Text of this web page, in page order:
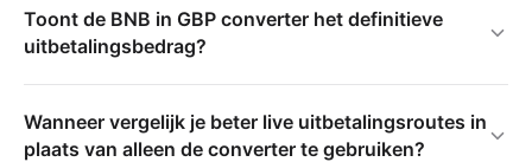
Toont de BNB in GBP converter het definitieve
uitbetalingsbedrag?
Wanneer vergelijk je beter live uitbetalingsroutes in
plaats van alleen de converter te gebruiken?